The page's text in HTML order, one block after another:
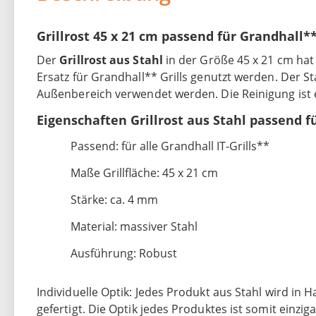
Grillrost 45 x 21 cm passend für
Der Grillrost aus Stahl in der Größe 45 x 21 cm
Ersatz für Grandhall** Grills genutzt werden. Der
Außenbereich verwendet werden. Die Reinigung
Eigenschaften Grillrost aus Stahl passend
Passend: für alle Grandhall IT-Grills**
Maße Grillfläche: 45 x 21 cm
Stärke: ca. 4 mm
Material: massiver Stahl
Ausführung: Robust
Individuelle Optik: Jedes Produkt aus Stahl wird in
gefertigt. Die Optik jedes Produktes ist somit